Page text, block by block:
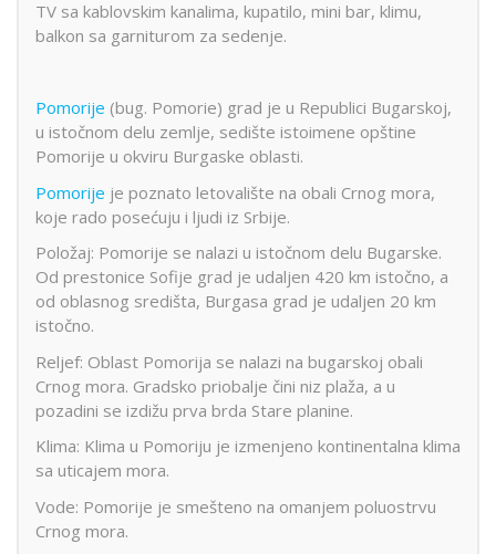
TV sa kablovskim kanalima, kupatilo, mini bar, klimu,
balkon sa garniturom za sedenje.
Pomorije (bug. Pomorie) grad je u Republici Bugarskoj,
u istočnom delu zemlje, sedište istoimene opštine
Pomorije u okviru Burgaske oblasti.
Pomorije je poznato letovalište na obali Crnog mora,
koje rado posećuju i ljudi iz Srbije.
Položaj: Pomorije se nalazi u istočnom delu Bugarske.
Od prestonice Sofije grad je udaljen 420 km istočno, a
od oblasnog središta, Burgasa grad je udaljen 20 km
istočno.
Reljef: Oblast Pomorija se nalazi na bugarskoj obali
Crnog mora. Gradsko priobalje čini niz plaža, a u
pozadini se izdižu prva brda Stare planine.
Klima: Klima u Pomoriju je izmenjeno kontinentalna klima
sa uticajem mora.
Vode: Pomorije je smešteno na omanjem poluostrvu
Crnog mora.